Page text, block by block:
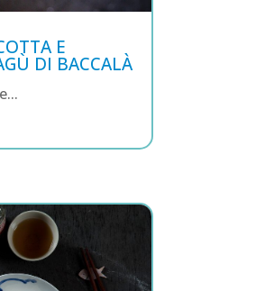
E
DI BACCALÀ